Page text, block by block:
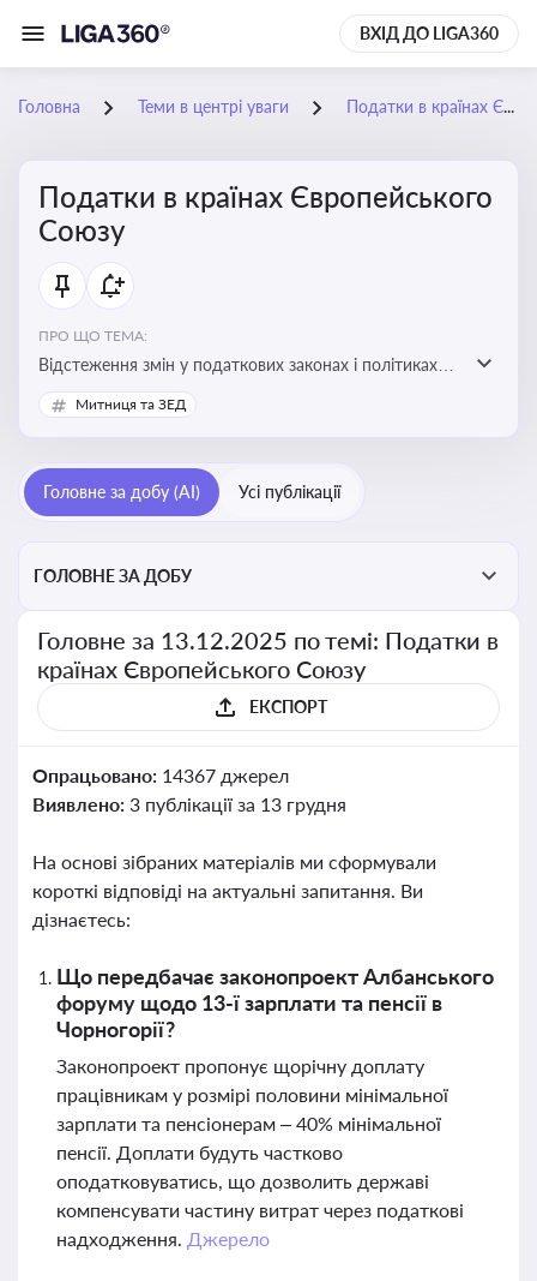
ВХІД ДО LIGA360
Головна Теми в центрі уваги Податки в країнах Європейського Союзу
Податки в країнах Європейського
Союзу
ПРО ЩО ТЕМА:
Відстеження змін у податкових законах і політиках
країн ЄС. Моніторинг кейсів, що впливають на бізнес-
процеси та фінансову звітність
Митниця та ЗЕД
Головне за добу (AI) Усі публікації
ГОЛОВНЕ ЗА ДОБУ
Головне за 13.12.2025 по темі: Податки в
країнах Європейського Союзу
ЕКСПОРТ
Опрацьовано: 14367 джерел
Виявлено: 3 публікації за 13 грудня
На основі зібраних матеріалів ми сформували
короткі відповіді на актуальні запитання. Ви
дізнаєтесь:
Що передбачає законопроект Албанського
форуму щодо 13-ї зарплати та пенсії в
Чорногорії?
Законопроект пропонує щорічну доплату
працівникам у розмірі половини мінімальної
зарплати та пенсіонерам – 40% мінімальної
пенсії. Доплати будуть частково
оподатковуватись, що дозволить державі
компенсувати частину витрат через податкові
надходження. Джерело